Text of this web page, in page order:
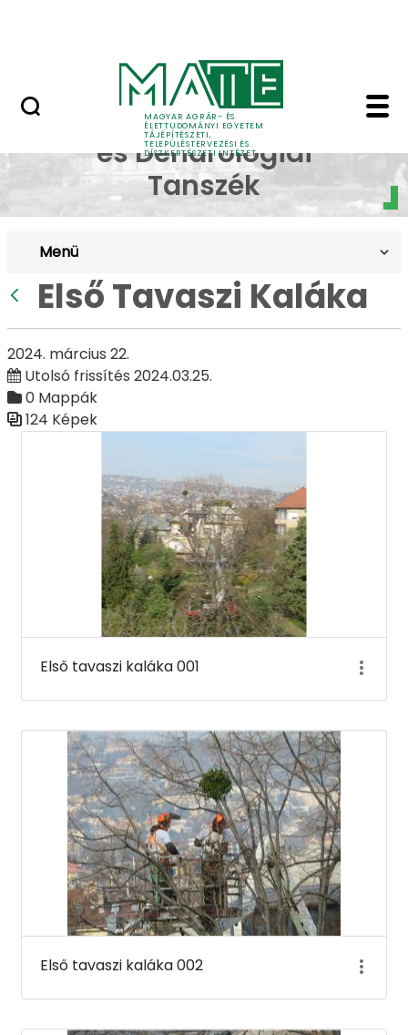
MAGYAR AGRÁR- ÉS
ÉLETTUDOMÁNYI EGYETEM
TÁJÉPÍTÉSZETI,
TELEPÜLÉSTERVEZÉSI ÉS
DÍSZKERTÉSZETI INTÉZET
Első Tavaszi Kaláka
Dísznövénytermesztési
és Dendrológiai
Tanszék
Menü
Első Tavaszi Kaláka
2024. március 22.
Utolsó frissítés 2024.03.25.
0 Mappák
124 Képek
Első tavaszi kaláka 001
Első tavaszi kaláka 002